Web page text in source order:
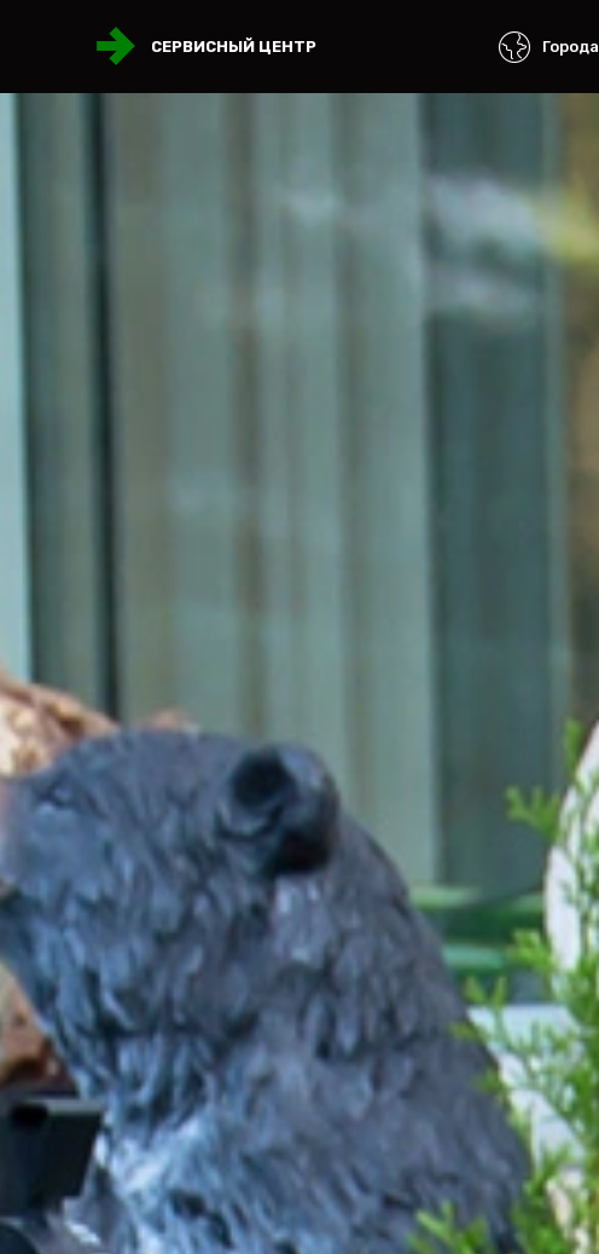
СЕРВИСНЫЙ ЦЕНТР Города